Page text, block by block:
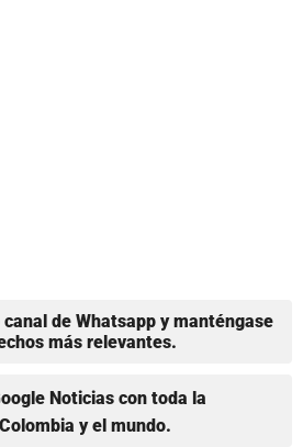
de Whatsapp y manténgase
más relevantes.
Noticias con toda la
y el mundo.